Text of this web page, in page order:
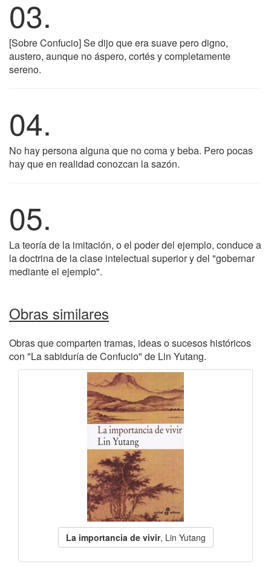
03.
[Sobre Confucio] Se dijo que era suave pero digno,
austero, aunque no áspero, cortés y completamente
sereno.
04.
No hay persona alguna que no coma y beba. Pero pocas
hay que en realidad conozcan la sazón.
05.
La teoría de la imitación, o el poder del ejemplo, conduce a
la doctrina de la clase intelectual superior y del "gobernar
mediante el ejemplo".
Obras similares
Obras que comparten tramas, ideas o sucesos históricos
con "La sabiduría de Confucio" de Lin Yutang.
La importancia de vivir, Lin Yutang